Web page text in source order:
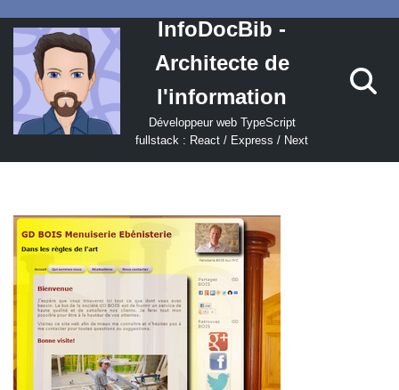
Aller
au
contenu
InfoDocBib -
Architecte de
l'information
Développeur web TypeScript
fullstack : React / Express / Next